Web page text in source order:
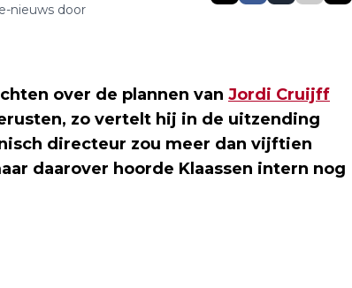
nieuws door
over de plannen van Jordi Cruijff
zo vertelt hij in de uitzending
directeur zou meer dan vijftien
daarover hoorde Klaassen intern nog